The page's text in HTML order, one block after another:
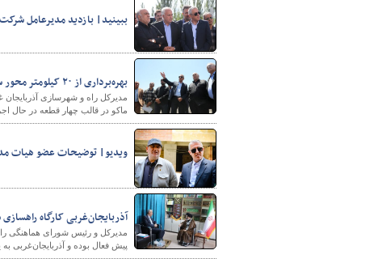
ببینید| بازدید مدیرعامل
بهره‌برداری از ۲۰ کیلومتر محور سه راهی ایواوغلی تا گیت ورودی منطقه آزاد ماکو
ماکو در قالب چهار قطعه در حال اجراست که تا هفته دولت
ویدیو| توضیحات عضو هیات
آذربایجان‌غربی کارگاه
مدیرکل و رئیس شورای هماهنگی
پیش فعال بوده و آذربایجان‌غربی